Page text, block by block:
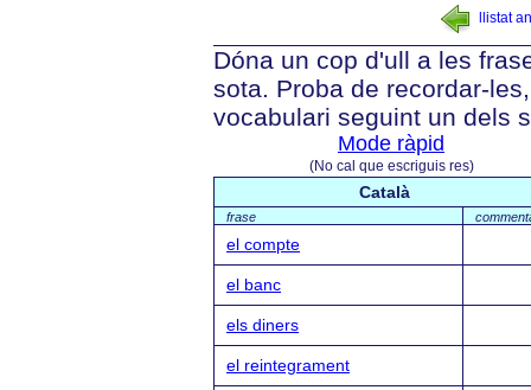
llistat
Dóna un cop d'ull a les
sota. Proba de recordar-
vocabulari seguint un dels
Mode ràpid
(No cal que escriguis res)
Català
frase
el compte
el banc
els diners
el reintegrament